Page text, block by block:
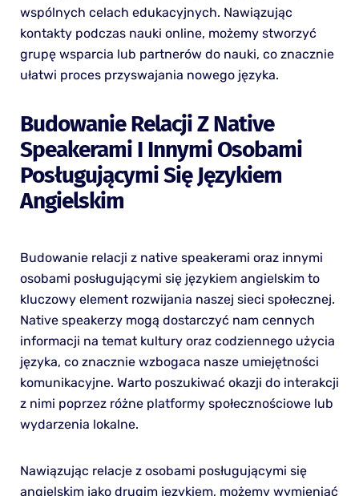
wspólnych celach edukacyjnych. Nawiązując
kontakty podczas nauki online, możemy stworzyć
grupę wsparcia lub partnerów do nauki, co znacznie
ułatwi proces przyswajania nowego języka.
Budowanie Relacji Z Native
Speakerami I Innymi Osobami
Posługującymi Się Językiem
Angielskim
Budowanie relacji z native speakerami oraz innymi
osobami posługującymi się językiem angielskim to
kluczowy element rozwijania naszej sieci społecznej.
Native speakerzy mogą dostarczyć nam cennych
informacji na temat kultury oraz codziennego użycia
języka, co znacznie wzbogaca nasze umiejętności
komunikacyjne. Warto poszukiwać okazji do interakcji
z nimi poprzez różne platformy społecznościowe lub
wydarzenia lokalne.
Nawiązując relacje z osobami posługującymi się
angielskim jako drugim językiem, możemy wymieniać